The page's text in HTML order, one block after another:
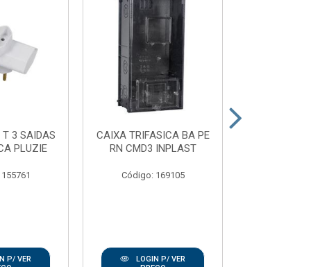
T 3 SAIDAS
PLUZIE
P/ VER
CAIXA TRIFASICA BA PE
RN CMD3 INPLAST
Código: 169105
LOGIN P/ VER